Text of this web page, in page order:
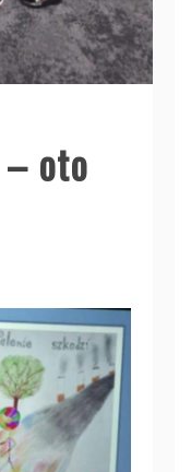
oto